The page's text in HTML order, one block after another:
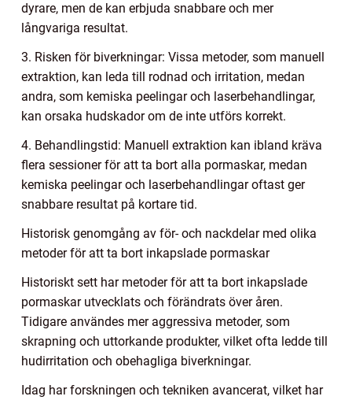
dyrare, men de kan erbjuda snabbare och mer
långvariga resultat.
3. Risken för biverkningar: Vissa metoder, som manuell
extraktion, kan leda till rodnad och irritation, medan
andra, som kemiska peelingar och laserbehandlingar,
kan orsaka hudskador om de inte utförs korrekt.
4. Behandlingstid: Manuell extraktion kan ibland kräva
flera sessioner för att ta bort alla pormaskar, medan
kemiska peelingar och laserbehandlingar oftast ger
snabbare resultat på kortare tid.
Historisk genomgång av för- och nackdelar med olika
metoder för att ta bort inkapslade pormaskar
Historiskt sett har metoder för att ta bort inkapslade
pormaskar utvecklats och förändrats över åren.
Tidigare användes mer aggressiva metoder, som
skrapning och uttorkande produkter, vilket ofta ledde till
hudirritation och obehagliga biverkningar.
Idag har forskningen och tekniken avancerat, vilket har